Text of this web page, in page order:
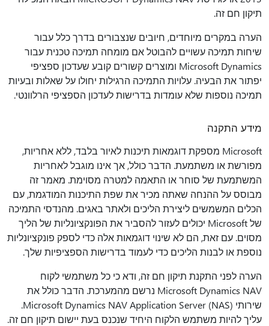
תיקון חם זה.
הערה במקרים מיוחדים, חיובים שנצבורים בדרך כלל עבור
שיחות תמיכה עשויים להבוטל אם מומחה תמיכה טכנית עבור
Microsoft Dynamics ומוצרים קשורים קובע שעדכון ספציפי
יפתור את הבעיה. עלויות התמיכה הרגילות יחולו על שאלות ובעיות
תמיכה נוספות שלא עומדות בדרישות לעדכון הספציפי הרלוונטי.
מידע התקנה
Microsoft מספקת דוגמאות תיכנות לאיור בלבד, ללא אחריות,
מפורשת או משתמעת. הדבר כולל, אך אינו מוגבל לאחריות
המשתמעת של סוחר או התאמה למטרה מסוימת. מאמר זה
מבוסס על ההנחה שאתה מכיר את שפת התיכנות המודגמת, עם
הכלים המשמשים ליצירת הליכים ולאתר באגים. מהנדסי התמיכה
של Microsoft יכולים לעזור להסביר את הפונקציונליות של הליך
מסוים. עם זאת, הם לא שינוי דוגמאות אלה כדי לספק פונקציונליות
נוספת או לבנות הליכים כדי לעמוד בדרישות הספציפיות שלך.
הערה לפני התקנת תיקון חם זה, ודא כי כל משתמשי לקוח
Microsoft Dynamics NAV נרשם מהמערכת. הדבר כולל את
שירותי Microsoft Dynamics NAV Application Server (NAS).
עליך להיות משתמש הלקוח היחיד שנכנס בעת יישום תיקון חם זה.